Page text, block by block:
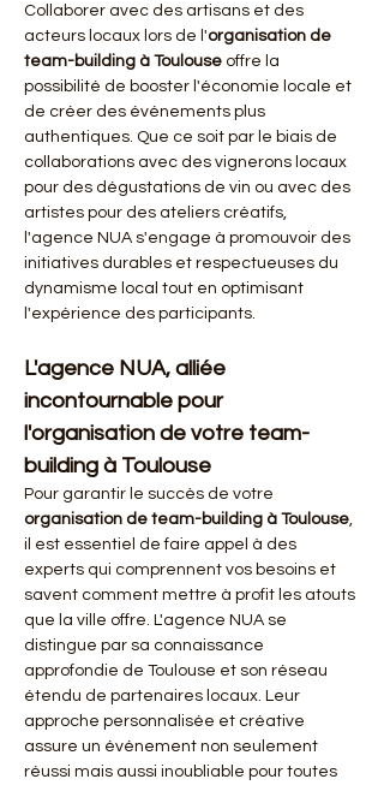
Collaborer avec des artisans et des
acteurs locaux lors de l'organisation de
team-building à Toulouse offre la
possibilité de booster l'économie locale et
de créer des événements plus
authentiques. Que ce soit par le biais de
collaborations avec des vignerons locaux
pour des dégustations de vin ou avec des
artistes pour des ateliers créatifs,
l'agence NUA s'engage à promouvoir des
initiatives durables et respectueuses du
dynamisme local tout en optimisant
l'expérience des participants.
L'agence NUA, alliée
incontournable pour
l'organisation de votre team-
building à Toulouse
Pour garantir le succès de votre
organisation de team-building à Toulouse,
il est essentiel de faire appel à des
experts qui comprennent vos besoins et
savent comment mettre à profit les atouts
que la ville offre. L'agence NUA se
distingue par sa connaissance
approfondie de Toulouse et son réseau
étendu de partenaires locaux. Leur
approche personnalisée et créative
assure un événement non seulement
réussi mais aussi inoubliable pour toutes